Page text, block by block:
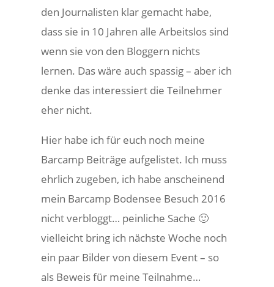
den Journalisten klar gemacht habe,
dass sie in 10 Jahren alle Arbeitslos sind
wenn sie von den Bloggern nichts
lernen. Das wäre auch spassig – aber ich
denke das interessiert die Teilnehmer
eher nicht.
Hier habe ich für euch noch meine
Barcamp Beiträge aufgelistet. Ich muss
ehrlich zugeben, ich habe anscheinend
mein Barcamp Bodensee Besuch 2016
nicht verbloggt… peinliche Sache 🙂
vielleicht bring ich nächste Woche noch
ein paar Bilder von diesem Event – so
als Beweis für meine Teilnahme…